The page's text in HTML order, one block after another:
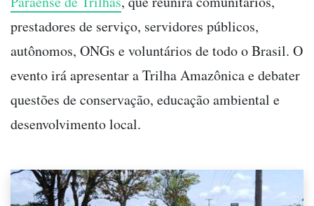
prestadores de serviço, servidores públicos,
autônomos, ONGs e voluntários de todo o Brasil. O
evento irá apresentar a Trilha Amazônica e debater
questões de conservação, educação ambiental e
desenvolvimento local.